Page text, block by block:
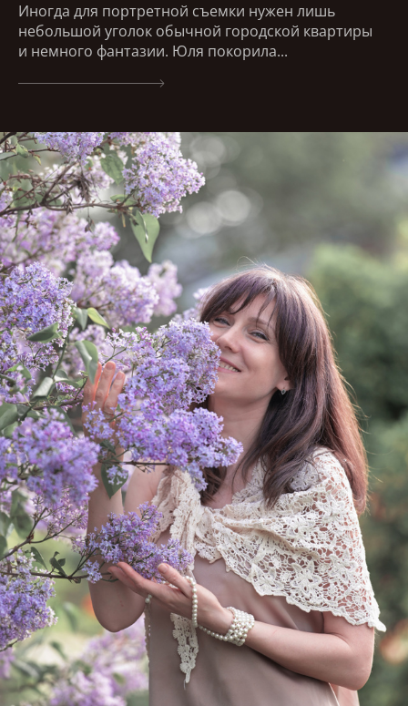
Иногда для портретной съемки нужен лишь
небольшой уголок обычной городской квартиры
и немного фантазии. Юля покорила...